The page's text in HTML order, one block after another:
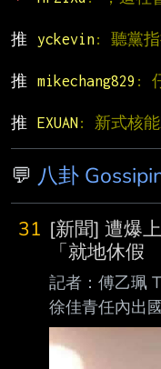
推
yckevin: 聽黨指
推
mikechang829 :
推
EXUAN: 新式核能
💬 八卦
31 [新聞] 遭爆
「就地休假
記者：傅乙珮
徐佳青任內出
此，徐佳青透
請領日 支費